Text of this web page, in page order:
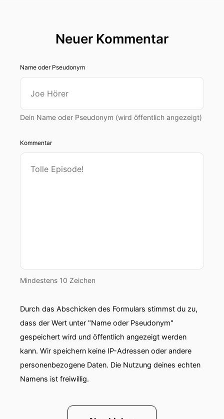
Neuer Kommentar
Name oder Pseudonym
Dein Name oder Pseudonym (wird öffentlich angezeigt)
Kommentar
Mindestens 10 Zeichen
Durch das Abschicken des Formulars stimmst du zu,
dass der Wert unter "Name oder Pseudonym"
gespeichert wird und öffentlich angezeigt werden
kann. Wir speichern keine IP-Adressen oder andere
personenbezogene Daten. Die Nutzung deines echten
Namens ist freiwillig.